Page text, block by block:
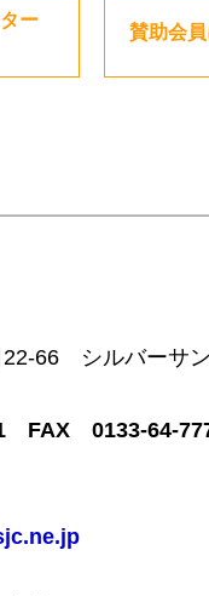
ー
賛助会
22-66 シルバーサ
FAX 0133-64-